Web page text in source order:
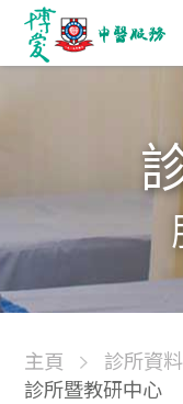
主頁 診所資料
診所暨教研中心